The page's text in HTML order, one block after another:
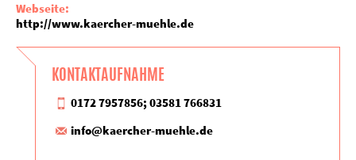
Webseite:
http://www.kaercher-muehle.de
KONTAKTAUFNAHME
0172 7957856; 03581 766831
info@kaercher-muehle.de